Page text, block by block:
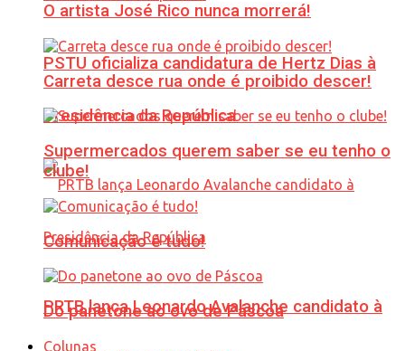
PSTU oficializa candidatura de Hertz Dias à
Presidência da República
PRTB lança Leonardo Avalanche candidato à
O artista José Rico nunca morrerá!
Carreta desce rua onde é proibido descer!
Supermercados querem saber se eu tenho o
clube!
Comunicação é tudo!
Do panetone ao ovo de Páscoa
Colunas